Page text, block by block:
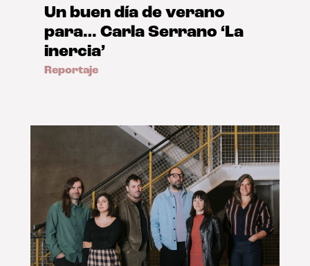
Un buen día de verano
para… Carla Serrano ‘La
inercia’
Reportaje